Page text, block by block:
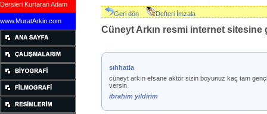
Dersleri Kurtaran Adam
www.MuratArkin.com
Geri dön Defteri İmzala
Cüneyt Arkın resmi internet
sıhhatla
cüneyt arkın efsane aktör sizin boyunuz kaç tam
versin
ibrahim yildirim